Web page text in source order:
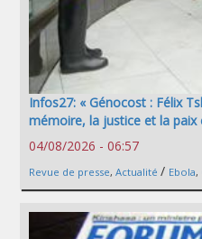
Infos27: « Génocost : Félix
mémoire, la justice et la paix
04/08/2026 - 06:57
Revue de presse, Actualité / Ebola,